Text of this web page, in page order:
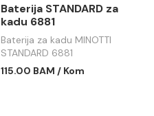
Baterija STANDARD za
kadu 6881
Baterija za kadu MINOTTI
STANDARD 6881
115.00 BAM / Kom